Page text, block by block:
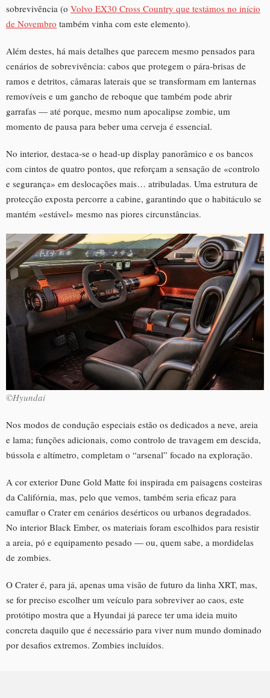
sobrevivência (o Volvo EX30 Cross Country que testámos no início
de Novembro também vinha com este elemento).
Além destes, há mais detalhes que parecem mesmo pensados para
cenários de sobrevivência: cabos que protegem o pára-brisas de
ramos e detritos, câmaras laterais que se transformam em lanternas
removíveis e um gancho de reboque que também pode abrir
garrafas — até porque, mesmo num apocalipse zombie, um
momento de pausa para beber uma cerveja é essencial.
No interior, destaca-se o head-up display panorâmico e os bancos
com cintos de quatro pontos, que reforçam a sensação de «controlo
e segurança» em deslocações mais… atribuladas. Uma estrutura de
protecção exposta percorre a cabine, garantindo que o habitáculo se
mantém «estável» mesmo nas piores circunstâncias.
©Hyundai
Nos modos de condução especiais estão os dedicados a neve, areia
e lama; funções adicionais, como controlo de travagem em descida,
bússola e altímetro, completam o “arsenal” focado na exploração.
A cor exterior Dune Gold Matte foi inspirada em paisagens costeiras
da Califórnia, mas, pelo que vemos, também seria eficaz para
camuflar o Crater em cenários desérticos ou urbanos degradados.
No interior Black Ember, os materiais foram escolhidos para resistir
a areia, pó e equipamento pesado — ou, quem sabe, a mordidelas
de zombies.
O Crater é, para já, apenas uma visão de futuro da linha XRT, mas,
se for preciso escolher um veículo para sobreviver ao caos, este
protótipo mostra que a Hyundai já parece ter uma ideia muito
concreta daquilo que é necessário para viver num mundo dominado
por desafios extremos. Zombies incluídos.